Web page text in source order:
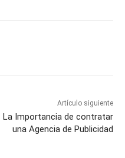
Artículo siguiente
La Importancia de contratar
una Agencia de Publicidad